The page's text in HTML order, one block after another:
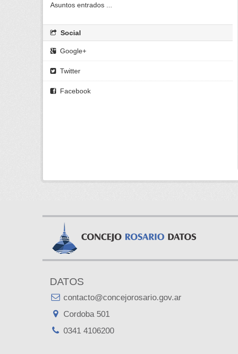
Asuntos entrados ...
Social
Google+
Twitter
Facebook
DATOS
contacto@concejorosario.gov.ar
Cordoba 501
0341 4106200